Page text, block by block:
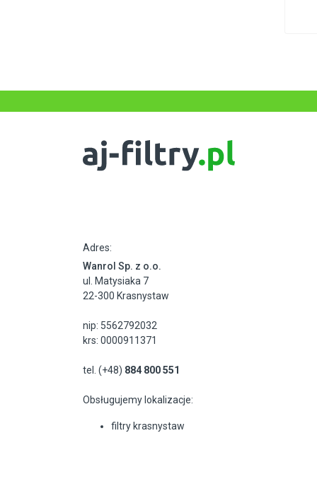
Adres:
Wanrol Sp. z o.o.
ul. Matysiaka 7
22-300 Krasnystaw
nip: 5562792032
krs: 0000911371
tel. (+48) 884 800 551
Obsługujemy lokalizacje:
filtry krasnystaw